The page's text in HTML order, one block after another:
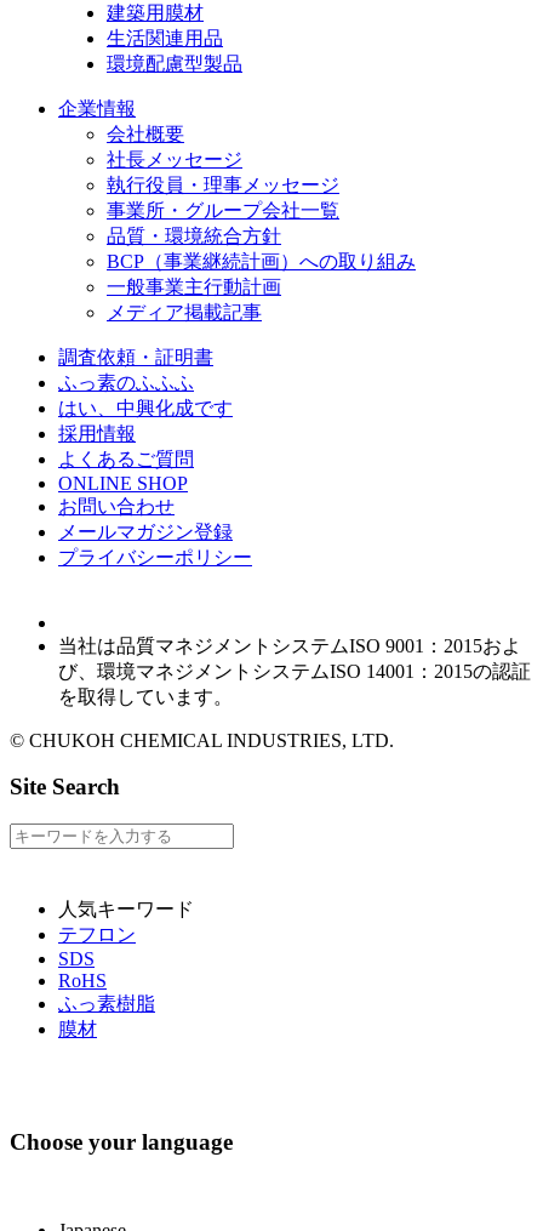
建築用膜材
生活関連用品
環境配慮型製品
企業情報
会社概要
社長メッセージ
執行役員・理事メッセージ
事業所・グループ会社一覧
品質・環境統合方針
BCP（事業継続計画）への取り組み
一般事業主行動計画
メディア掲載記事
調査依頼・証明書
ふっ素のふふふ
はい、中興化成です
採用情報
よくあるご質問
ONLINE SHOP
お問い合わせ
メールマガジン登録
プライバシーポリシー
当社は品質マネジメントシステムISO 9001：2015およ
び、環境マネジメントシステムISO 14001：2015の認証
を取得しています。
© CHUKOH CHEMICAL INDUSTRIES, LTD.
Site Search
人気キーワード
テフロン
SDS
RoHS
ふっ素樹脂
膜材
Choose your language